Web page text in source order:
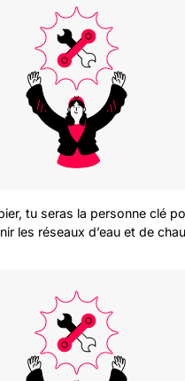
tu seras la personne clé
les réseaux d’eau et de